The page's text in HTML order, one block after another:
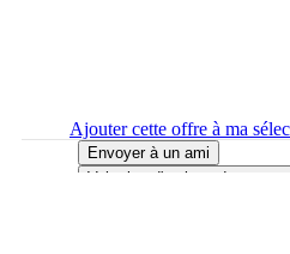
Ajouter cette offre à ma
Envoyer à un ami
Voir plus d'options de partage